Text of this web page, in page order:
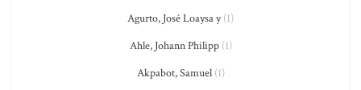
Agurto, José Loaysa y(1)
Ahle, Johann Philipp(1)
Akpabot, Samuel(1)